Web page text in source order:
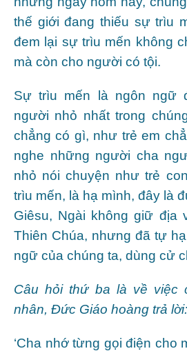
thế giới đang thiếu sự trìu
đem lại sự trìu mến không
mà còn cho người có tội.
Sự trìu mến là ngôn ngữ
người nhỏ nhất trong
chẳng có gì, như trẻ em
nghe những người cha
nhỏ nói chuyện như trẻ
trìu mến, là hạ mình, đây là
Giêsu, Ngài không giữ địa
Thiên Chúa, nhưng đã tự
ngữ của chúng ta, dùng cử
Câu hỏi thứ ba là về việc
nhân, Đức Giáo hoàng trả lời:
‘Cha nhớ từng gọi điện cho